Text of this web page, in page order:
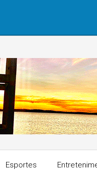
Esportes